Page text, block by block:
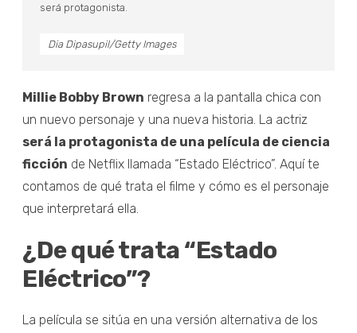
será protagonista.
Dia Dipasupil/Getty Images
Millie Bobby Brown regresa a la pantalla chica con
un nuevo personaje y una nueva historia. La actriz
será la protagonista de una película de ciencia
ficción de Netflix llamada “Estado Eléctrico”. Aquí te
contamos de qué trata el filme y cómo es el personaje
que interpretará ella.
¿De qué trata “Estado
Eléctrico”?
La película se sitúa en una versión alternativa de los